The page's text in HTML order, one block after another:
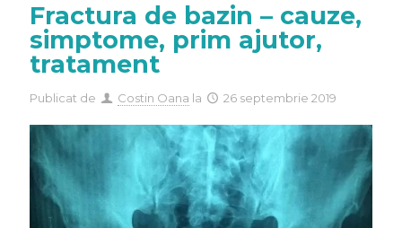
Fractura de bazin – cauze,
simptome, prim ajutor,
tratament
Publicat de Costin Oana la 26 septembrie 2019